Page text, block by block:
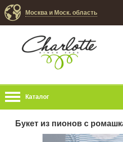
Москва и Моск. область
Каталог
Букет из пионов с